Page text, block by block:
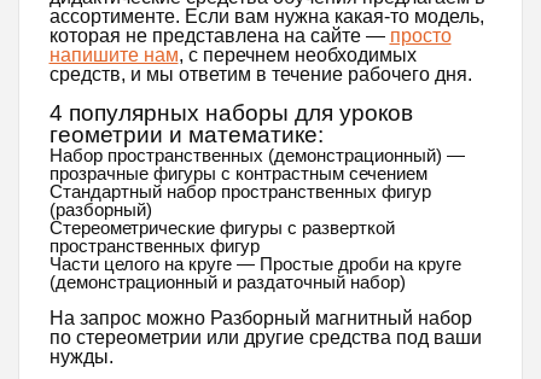
ассортименте. Если вам нужна какая-то модель,
которая не представлена ​​на сайте — просто
напишите нам, с перечнем необходимых
средств, и мы ответим в течение рабочего дня.
4 популярных наборы для уроков
геометрии и математике:
Набор пространственных (демонстрационный) —
прозрачные фигуры с контрастным сечением
Стандартный набор пространственных фигур
(разборный)
Стереометрические фигуры с разверткой
пространственных фигур
Части целого на круге — Простые дроби на круге
(демонстрационный и раздаточный набор)
На запрос можно Разборный магнитный набор
по стереометрии или другие средства под ваши
нужды.